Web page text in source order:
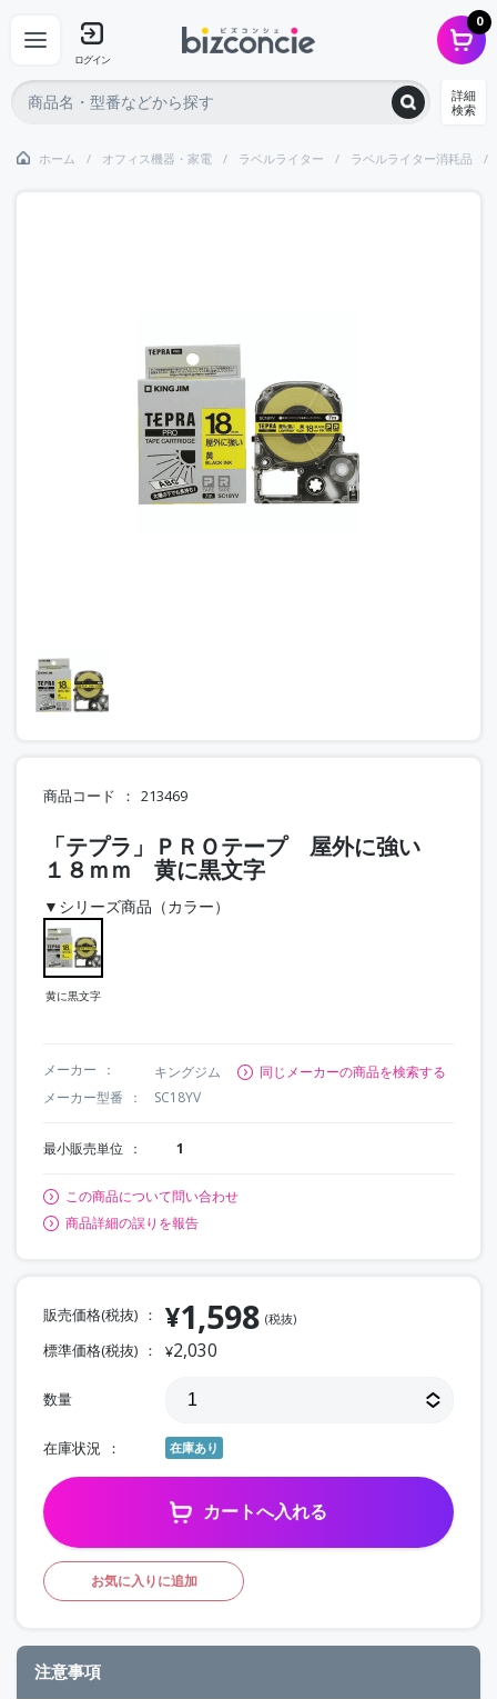
ログイン
0
詳細
検索
ホーム オフィス機器・家電 ラベルライター ラベルライター消耗品
商品コード 213469
「テプラ」ＰＲＯテープ 屋外に強い
１８ｍｍ 黄に黒文字
▼シリーズ商品（カラー）
黄に黒文字
メーカー キングジム
同じメーカーの商品を検索する
メーカー型番
SC18YV
最小販売単位 1
この商品について問い合わせ
商品詳細の誤りを報告
販売価格(税抜) ¥1,598 (税抜)
標準価格(税抜) ¥2,030
数量
在庫状況 在庫あり
カートへ入れる
お気に入りに追加
注意事項